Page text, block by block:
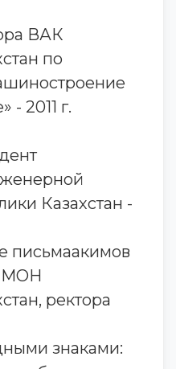
ВАК
по
2011 г.
Казахстан -
письмаакимов
МОН
ректора
знаками: